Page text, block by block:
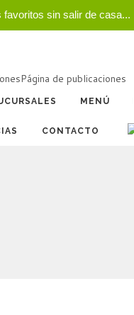
favoritos sin salir de casa...
Página de publicaciones
MENÚ
CONTACTO